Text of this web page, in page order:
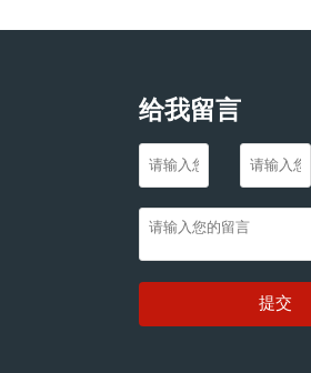
给我留言
提交